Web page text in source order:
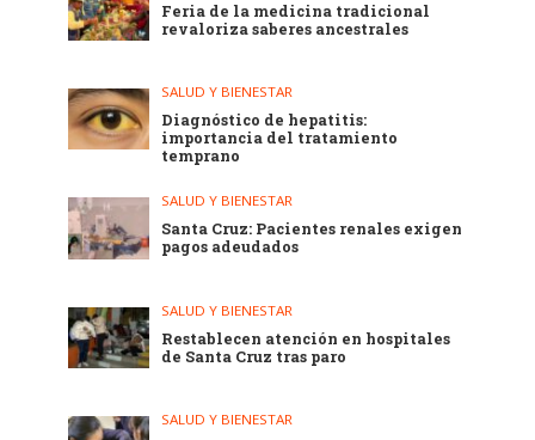
Feria de la medicina tradicional
revaloriza saberes ancestrales
SALUD Y BIENESTAR
Diagnóstico de hepatitis:
importancia del tratamiento
temprano
SALUD Y BIENESTAR
Santa Cruz: Pacientes renales exigen
pagos adeudados
SALUD Y BIENESTAR
Restablecen atención en hospitales
de Santa Cruz tras paro
SALUD Y BIENESTAR